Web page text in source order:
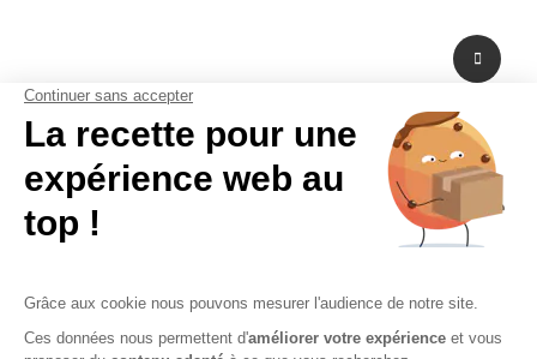
A propos de nous
Fabricant de PLV en carton et fabricant de stand modulaire, Bikom est situé
dans les Yvelines en Ile-de-France. A peine à 20 mn de Paris La Défense,
Bikom peut fabriquer et livrer dans l'urgence. Proposant une large gamme
de produits et services, de la création graphique à la fabrication en passant
16 ans, Bikom accompagne les entreprises pour communiquer efficacement